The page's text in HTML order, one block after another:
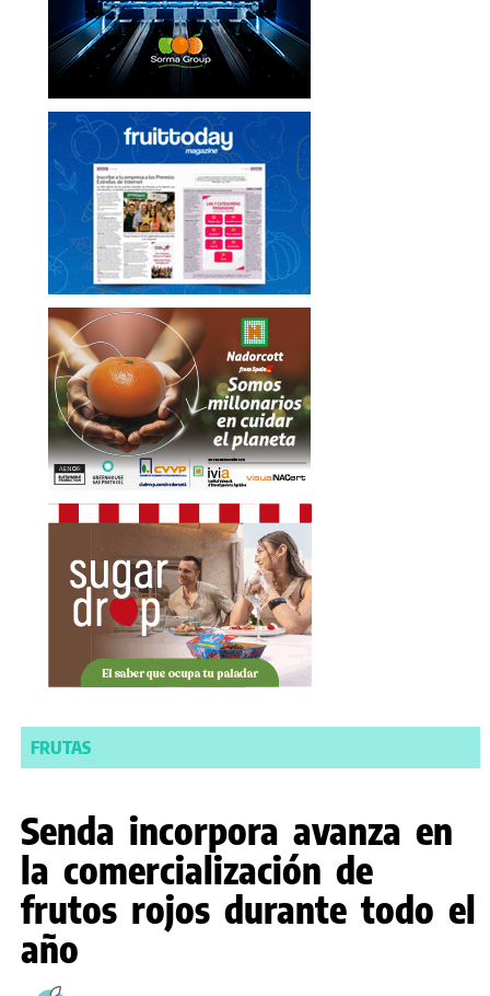
FRUTAS
Senda incorpora avanza en
la comercialización de
frutos rojos durante todo el
año